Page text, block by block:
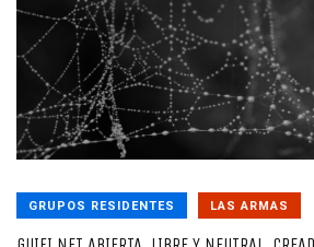
GRUPOS RESIDENTES LAS ARMAS